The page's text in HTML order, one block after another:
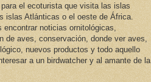
para el ecoturista que visita las islas
islas Atlánticas o el oeste de África.
encontrar noticias ornitológicas,
de aves, conservación, donde ver aves,
nuevos productos y todo aquello
a un birdwatcher y al amante de la